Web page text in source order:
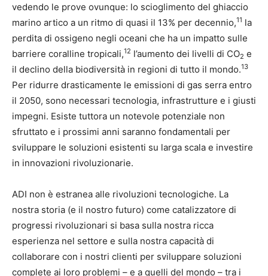
vedendo le prove ovunque: lo scioglimento del ghiaccio
marino artico a un ritmo di quasi il 13% per decennio,11 la
perdita di ossigeno negli oceani che ha un impatto sulle
barriere coralline tropicali,12 l’aumento dei livelli di CO2 e
il declino della biodiversità in regioni di tutto il mondo.13
Per ridurre drasticamente le emissioni di gas serra entro
il 2050, sono necessari tecnologia, infrastrutture e i giusti
impegni. Esiste tuttora un notevole potenziale non
sfruttato e i prossimi anni saranno fondamentali per
sviluppare le soluzioni esistenti su larga scala e investire
in innovazioni rivoluzionarie.
ADI non è estranea alle rivoluzioni tecnologiche. La
nostra storia (e il nostro futuro) come catalizzatore di
progressi rivoluzionari si basa sulla nostra ricca
esperienza nel settore e sulla nostra capacità di
collaborare con i nostri clienti per sviluppare soluzioni
complete ai loro problemi – e a quelli del mondo – tra i